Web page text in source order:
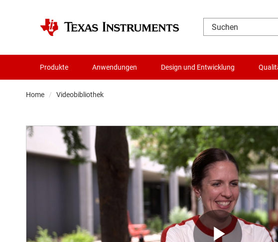
Produkte Anwendungen Design und Entwicklung
Home Videobibliothek